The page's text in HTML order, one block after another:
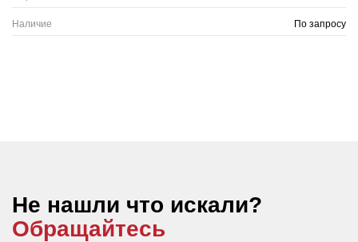
Наличие По запросу
Не нашли что искали?
Обращайтесь